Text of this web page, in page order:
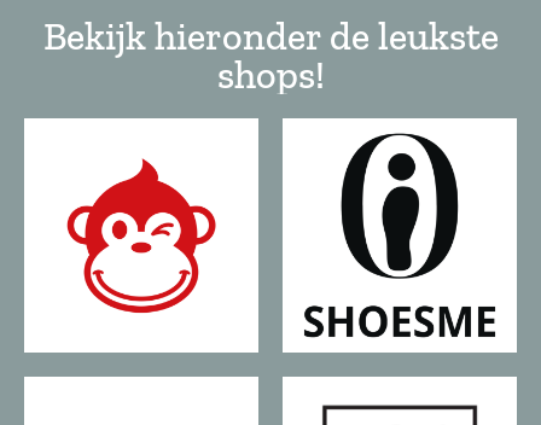
Bekijk hieronder de leukste
shops!